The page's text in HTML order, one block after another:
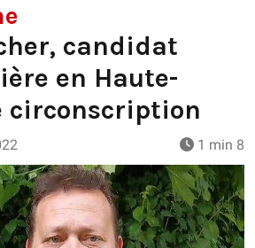
candidat
en Haute-
circonscription
1 min 8